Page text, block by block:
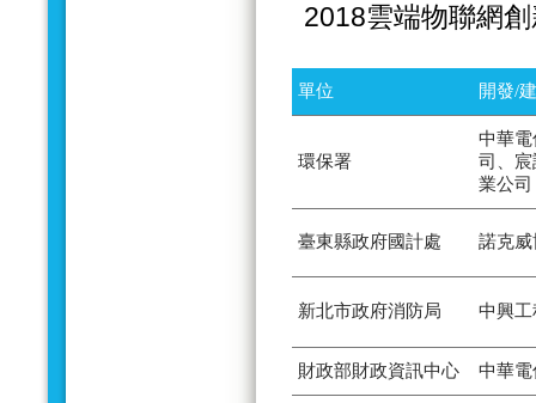
2018雲端物聯網
單位 開發/
環保署
中華
司、
業公司
臺東縣政府國計處 諾克
新北市政府消防局 中興
財政部財政資訊中心 中華